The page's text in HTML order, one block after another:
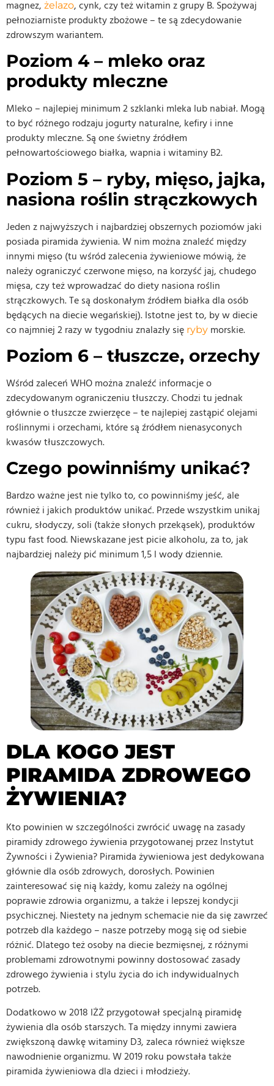
magnez, żelazo, cynk, czy też witamin z grupy B. Spożywaj
pełnoziarniste produkty zbożowe – te są zdecydowanie
zdrowszym wariantem.
Poziom 4 – mleko oraz
produkty mleczne
Mleko – najlepiej minimum 2 szklanki mleka lub nabiał. Mogą
to być różnego rodzaju jogurty naturalne, kefiry i inne
produkty mleczne. Są one świetny źródłem
pełnowartościowego białka, wapnia i witaminy B2.
Poziom 5 – ryby, mięso, jajka,
nasiona roślin strączkowych
Jeden z najwyższych i najbardziej obszernych poziomów jaki
posiada piramida żywienia. W nim można znaleźć między
innymi mięso (tu wśród zalecenia żywieniowe mówią, że
należy ograniczyć czerwone mięso, na korzyść jaj, chudego
mięsa, czy też wprowadzać do diety nasiona roślin
strączkowych. Te są doskonałym źródłem białka dla osób
będących na diecie wegańskiej). Istotne jest to, by w diecie
co najmniej 2 razy w tygodniu znalazły się ryby morskie.
Poziom 6 – tłuszcze, orzechy
Wśród zaleceń WHO można znaleźć informacje o
zdecydowanym ograniczeniu tłuszczy. Chodzi tu jednak
głównie o tłuszcze zwierzęce – te najlepiej zastąpić olejami
roślinnymi i orzechami, które są źródłem nienasyconych
kwasów tłuszczowych.
Czego powinniśmy unikać?
Bardzo ważne jest nie tylko to, co powinniśmy jeść, ale
również i jakich produktów unikać. Przede wszystkim unikaj
cukru, słodyczy, soli (także słonych przekąsek), produktów
typu fast food. Niewskazane jest picie alkoholu, za to, jak
najbardziej należy pić minimum 1,5 l wody dziennie.
DLA KOGO JEST
PIRAMIDA ZDROWEGO
ŻYWIENIA?
Kto powinien w szczególności zwrócić uwagę na zasady
piramidy zdrowego żywienia przygotowanej przez Instytut
Żywności i Żywienia? Piramida żywieniowa jest dedykowana
głównie dla osób zdrowych, dorosłych. Powinien
zainteresować się nią każdy, komu zależy na ogólnej
poprawie zdrowia organizmu, a także i lepszej kondycji
psychicznej. Niestety na jednym schemacie nie da się zawrzeć
potrzeb dla każdego – nasze potrzeby mogą się od siebie
różnić. Dlatego też osoby na diecie bezmięsnej, z różnymi
problemami zdrowotnymi powinny dostosować zasady
zdrowego żywienia i stylu życia do ich indywidualnych
potrzeb.
Dodatkowo w 2018 IŻŻ przygotował specjalną piramidę
żywienia dla osób starszych. Ta między innymi zawiera
zwiększoną dawkę witaminy D3, zaleca również większe
nawodnienie organizmu. W 2019 roku powstała także
piramida żywieniowa dla dzieci i młodzieży.